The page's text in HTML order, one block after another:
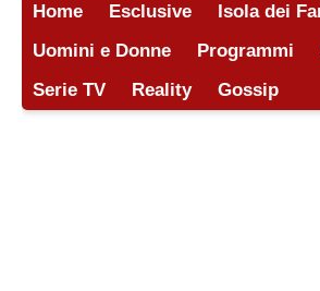
Home Esclusive
Isola dei
Uomini e Donne
Programmi
Serie TV
Reality Gossip